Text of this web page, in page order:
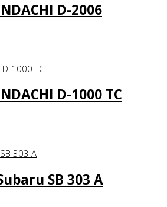
D-2006
D-1000 TC
SB 303 A